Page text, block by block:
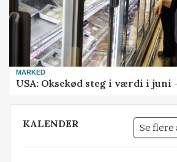
MARKED
USA: Oksekød steg i værdi i juni
KALENDER Se